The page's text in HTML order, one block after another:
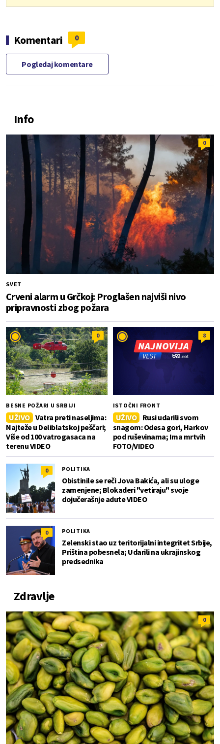
Komentari 0
Pogledaj komentare
Info
0
SVET
Crveni alarm u Grčkoj: Proglašen najviši nivo
pripravnosti zbog požara
0
BESNE POŽARI U SRBIJI
UŽIVO Vatra preti naseljima:
Najteže u Deliblatskoj peščari;
Više od 100 vatrogasaca na
terenu VIDEO
8
ISTOČNI FRONT
UŽIVO
Rusi udarili svom
snagom: Odesa gori, Harkov
pod ruševinama; Ima mrtvih
FOTO/VIDEO
0 POLITIKA
Obistinile se reči Jova Bakića, ali su uloge
zamenjene; Blokaderi "vetiraju" svoje
dojučerašnje adute VIDEO
0 POLITIKA
Zelenski stao uz teritorijalni integritet Srbije,
Priština pobesnela; Udarili na ukrajinskog
predsednika
Zdravlje
0